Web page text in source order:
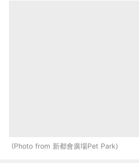
Photo from 新都會廣場Pet Park